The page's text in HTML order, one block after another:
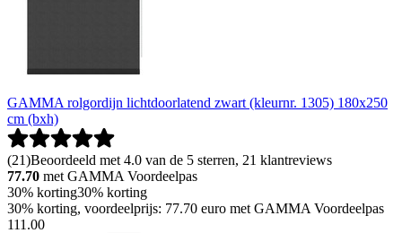
GAMMA rolgordijn lichtdoorlatend zwart (kleurnr. 1305) 180x250
cm (bxh)
(21)Beoordeeld met 4.0 van de 5 sterren, 21 klantreviews
77.70 met GAMMA Voordeelpas
30% korting30% korting
30% korting, voordeelprijs: 77.70 euro met GAMMA Voordeelpas
111 .00